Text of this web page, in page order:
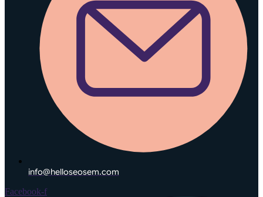
info@helloseosem.com
Facebook-f